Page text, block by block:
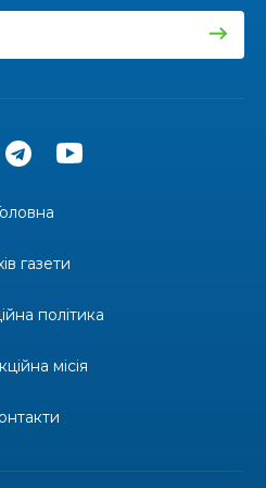
свято краси, мистецтва
постатей Бахмута –
газети
політика
місія